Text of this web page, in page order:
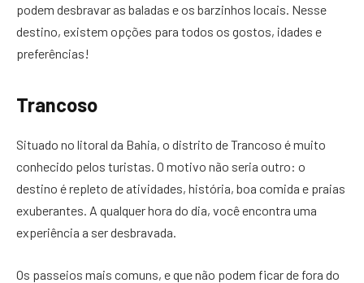
podem desbravar as baladas e os barzinhos locais. Nesse
destino, existem opções para todos os gostos, idades e
preferências!
Trancoso
Situado no litoral da Bahia, o distrito de Trancoso é muito
conhecido pelos turistas. O motivo não seria outro: o
destino é repleto de atividades, história, boa comida e praias
exuberantes. A qualquer hora do dia, você encontra uma
experiência a ser desbravada.
Os passeios mais comuns, e que não podem ficar de fora do